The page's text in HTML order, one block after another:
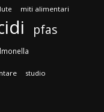
miti alimentari
pfas
studio